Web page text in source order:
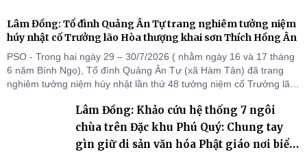
Lâm Đồng: Tổ đình Quảng Ân Tự trang nghiêm tưởng niệm
húy nhật cố Trưởng lão Hòa thượng khai sơn Thích Hồng Ân
PSO - Trong hai ngày 29 – 30/7/2026 ( nhằm ngày 16 và 17 tháng
6 năm Bính Ngọ), Tổ đình Quảng Ân Tự (xã Hàm Tân) đã trang
nghiêm tưởng niệm húy nhật lần thứ 48 tưởng niệm cố Trưởng lão
Chư Tôn đức Tăng Ni, môn đồ pháp quyến cùng đông đảo thiện tín
Phật tử đã đồng vân tập về đạo tràng, th
Lâm Đồng: Khảo cứu hệ thống 7 ngôi
chùa trên Đặc khu Phú Quý: Chung tay
gìn giữ di sản văn hóa Phật giáo nơi biển